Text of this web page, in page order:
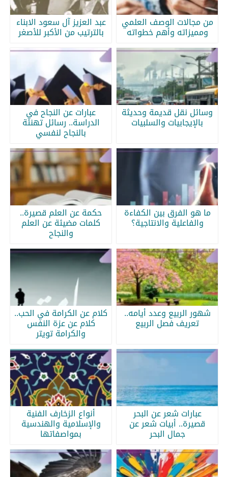
من مجالات الوصف العلمي
ومميزاته وأهم خطواته
عبد العزيز آل سعود الابناء
بالترتيب من الأكبر للأصغر
وسائل نقل قديمة وحديثة
بالإيجابيات والسلبيات
عبارات عن النجاح في
الدراسة.. رسائل تهنئة
بالنجاح لنفسي
ما هو الفرق بين الكفاءة
والفاعلية والانتاجية؟
حكمة عن العلم قصيرة..
كلمات مضيئة عن العلم
والنجاح
شهور الربيع وعدد أيامه..
تعريف فصل الربيع
كلام عن الكرامة في الحب..
كلام عن عزة النفس
والكرامة تويتر
عبارات شعر عن البحر
قصيرة.. أبيات شعر عن
جمال البحر
أنواع الزخارف الفنية
والإسلامية والهندسية
بمواصفاتها